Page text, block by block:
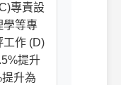
專責設
學等專
工作 (D)
提升
升為